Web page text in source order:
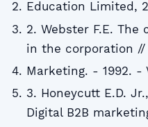
Education Limited,
2. Webster F.E.
in the corporation //
Marketing. - 1992. -
3. Honeycutt E.D.
Digital B2B